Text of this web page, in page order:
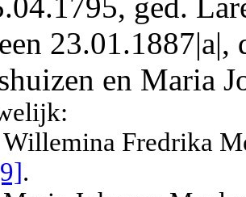
23.01.1887|a|,
en Maria
Willemina Fredrika
.